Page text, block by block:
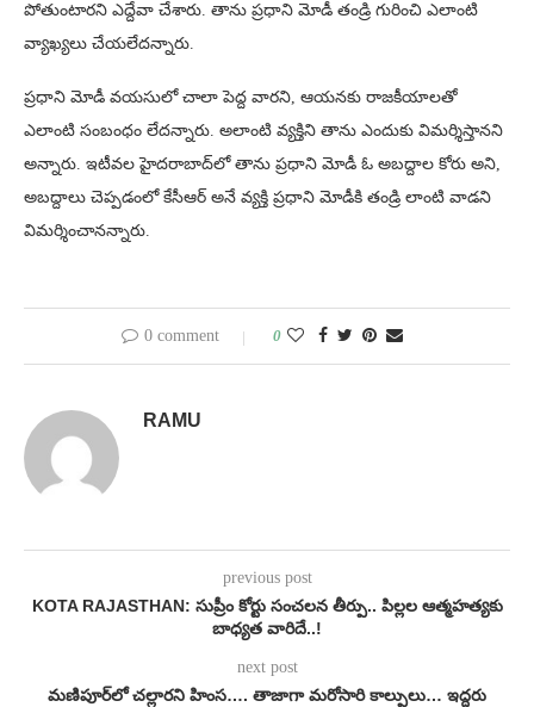
పోతుంటారని ఎద్దేవా చేశారు. తాను ప్రధాని మోడీ తండ్రి గురించి ఎలాంటి
వ్యాఖ్యలు చేయలేదన్నారు.
ప్రధాని మోడీ వయసులో చాలా పెద్ద వారని, ఆయనకు రాజకీయాలతో
ఎలాంటి సంబంధం లేదన్నారు. అలాంటి వ్యక్తిని తాను ఎందుకు విమర్శిస్తానని
అన్నారు. ఇటీవల హైదరాబాద్‌లో తాను ప్రధాని మోడీ ఓ అబద్దాల కోరు అని,
అబద్దాలు చెప్పడంలో కేసీఆర్ అనే వ్యక్తి ప్రధాని మోడీకి తండ్రి లాంటి వాడని
విమర్శించానన్నారు.
0 comment 0
RAMU
previous post
KOTA RAJASTHAN: సుప్రీం కోర్టు సంచలన తీర్పు.. పిల్లల ఆత్మహత్యకు
బాధ్యత వారిదే..!
next post
మణిపూర్‌లో చల్లారని హింస…. తాజాగా మరోసారి కాల్పులు… ఇద్దరు